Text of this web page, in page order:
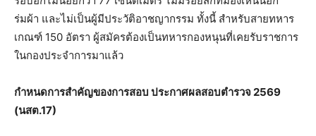
ร่มผ้า และไม่เป็นผู้มีประวัติอาชญากรรม ทั้งนี้ สำหรับสายทหาร
เกณฑ์ 150 อัตรา ผู้สมัครต้องเป็นทหารกองหนุนที่เคยรับราชการ
ในกองประจำการมาแล้ว
กำหนดการสำคัญของการสอบ ประกาศผลสอบตํารวจ 2569
(นสต.17)